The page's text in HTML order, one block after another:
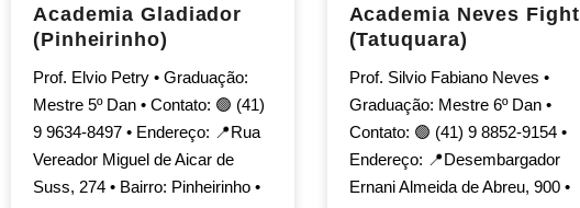
Academia Gladiador
(Pinheirinho)
Prof. Elvio Petry • Graduação:
Mestre 5º Dan • Contato: 🟢 (41)
9 9634-8497 • Endereço: 📍Rua
Vereador Miguel de Aicar de
Suss, 274 • Bairro: Pinheirinho •
Academia Neves Fight
(Tatuquara)
Prof. Silvio Fabiano Neves •
Graduação: Mestre 6º Dan •
Contato: 🟢 (41) 9 8852-9154 •
Endereço: 📍Desembargador
Ernani Almeida de Abreu, 900 •